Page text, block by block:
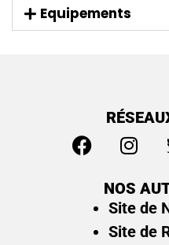
Equipements
NOS
Site de
Site de